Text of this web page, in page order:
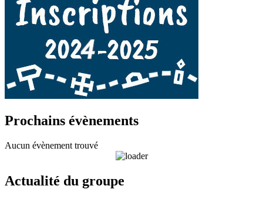
Prochains évènements
Aucun évènement trouvé
Actualité du groupe